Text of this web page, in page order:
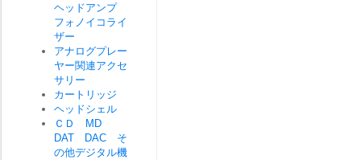
ヘッドアンプ
フォノイコライ
ザー
アナログプレー
ヤー関連アクセ
サリー
カートリッジ
ヘッドシェル
ＣＤ MD
DAT DAC そ
の他デジタル機